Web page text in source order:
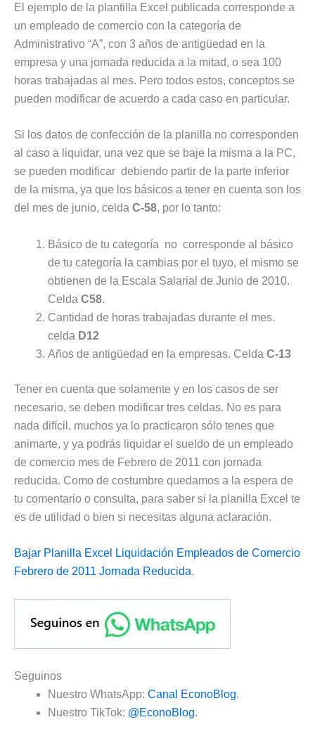
El ejemplo de la plantilla Excel publicada corresponde a
un empleado de comercio con la categoría de
Administrativo “A”, con 3 años de antigüedad en la
empresa y una jornada reducida a la mitad, o sea 100
horas trabajadas al mes. Pero todos estos, conceptos se
pueden modificar de acuerdo a cada caso en particular.
Si los datos de confección de la planilla no corresponden
al caso a liquidar, una vez que se baje la misma a la PC,
se pueden modificar debiendo partir de la parte inferior
de la misma, ya que los básicos a tener en cuenta son los
del mes de junio, celda C-58, por lo tanto:
Básico de tu categoría no corresponde al básico
de tu categoría la cambias por el tuyo, el mismo se
obtienen de la Escala Salarial de Junio de 2010.
Celda C58.
Cantidad de horas trabajadas durante el mes.
celda D12
Años de antigüedad en la empresas. Celda C-13
Tener en cuenta que solamente y en los casos de ser
necesario, se deben modificar tres celdas. No es para
nada difícil, muchos ya lo practicaron sólo tenes que
animarte, y ya podrás liquidar el sueldo de un empleado
de comercio mes de Febrero de 2011 con jornada
reducida. Como de costumbre quedamos a la espera de
tu comentario o consulta, para saber si la planilla Excel te
es de utilidad o bien si necesitas alguna aclaración.
Bajar Planilla Excel Liquidación Empleados de Comercio
Febrero de 2011 Jornada Reducida.
Seguinos
Nuestro WhatsApp: Canal EconoBlog.
Nuestro TikTok: @EconoBlog.